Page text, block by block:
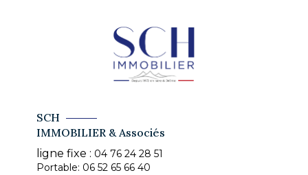
SCH
IMMOBILIER & Associés
ligne fixe : 04 76 24 28 51
Portable: 06 52 65 66 40